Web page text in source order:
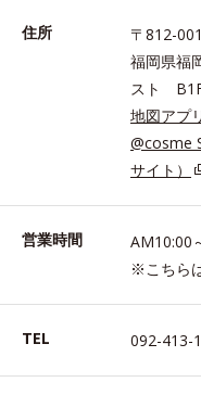
住所
〒812-
福岡県福
スト
地図アプ
@cosme
サイト）
営業時間
AM10:00
※こちら
TEL 092-413-